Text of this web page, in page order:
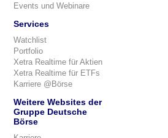
Events und Webinare
Services
Watchlist
Portfolio
Xetra Realtime für Aktien
Xetra Realtime für ETFs
Karriere @Börse
Weitere Websites der
Gruppe Deutsche
Börse